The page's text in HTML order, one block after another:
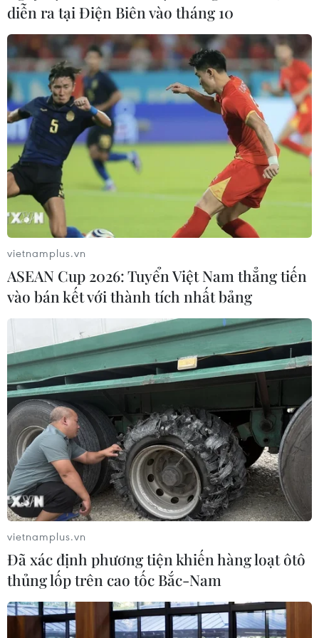
#Liên minh châu Âu
#Hội nghị thượng đỉnh EU – Trung Quốc
#EU-Trung Quốc
Theo dõi VietnamPlus
TIN LIÊN QUAN
diễn ra tại Điện Biên vào tháng 10
vietnamplus.vn
ASEAN Cup 2026: Tuyển Việt Nam thẳng tiến
vào bán kết với thành tích nhất bảng
vietnamplus.vn
Đã xác định phương tiện khiến hàng loạt ôtô
thủng lốp trên cao tốc Bắc-Nam